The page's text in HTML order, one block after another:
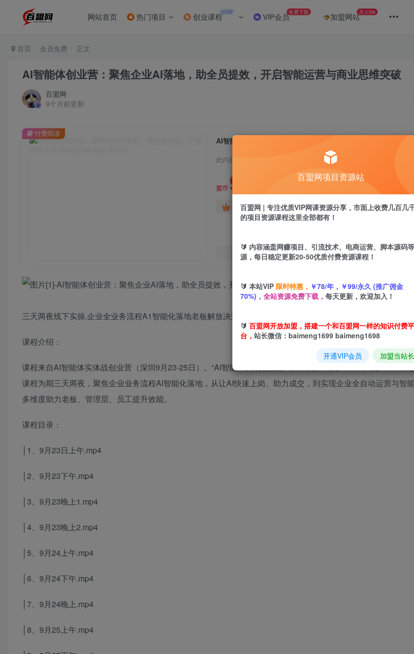
网站首页 热门项目 创业课程NEW VIP会员免费下载 加盟网站月入5w
首页 会员免费 正文
AI智能体创业营：聚焦企业AI落地，助全员提效，开启智能运营与商业思维突破
百盟网
9个月前更新
AI智能体创业营：聚焦企业AI落地，助全员提效，开启智能运营
此内容为付费阅读，请付费后查看
盟币 9.9
年卡会员免费 永久会员免费
您当前未登录！建议登陆后
付费阅读
三天两夜线下实操,企业全业务流程A1智能化落地老板解放决策压力,管理层实现高效协同,员工自动执行到位!
课程介绍：
课程来自AI智能体实体战创业营（深圳9月23-25日）。“AI智能体实战创业营（第四期）”将于2025年9月23-25日
课程为期三天两夜，聚焦企业业务流程AI智能化落地，从让AI快速上岗、助力成交，到实现企业全自动运营与智
多维度助力老板、管理层、员工提升效能。
课程目录：
│1、9月23日上午.mp4
│2、9月23下午.mp4
│3、9月23晚上1.mp4
│4、9月23晚上2.mp4
│5、9月24上午.mp4
│6、9月24下午.mp4
│7、9月24晚上.mp4
│8、9月25上午.mp4
百盟网项目资源站
百盟网 | 专注优质VIP网课资源分享，市面上收费几百几
的项目资源课程这里全部都有！
🔰 内容涵盖网赚项目、引流技术、电商运营、脚本源码
源，每日稳定更新20-50优质付费资源课程！
🔰 本站VIP 限时特惠， ￥78/年，￥99/永久 (推广佣金
70%)， 全站资源免费下载， 每天更新，欢迎加入！
🔰 百盟网开放加盟，搭建一个和百盟网一样的知识付费平
台， 站长微信：baimeng1699 baimeng1698
开通VIP会员 加盟当站长